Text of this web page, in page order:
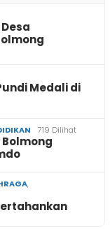
Medali di
719 Dilihat
,